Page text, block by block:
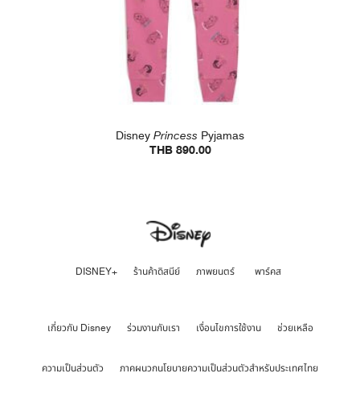
DisneyPrincess Pyjamas
THB 890.00
DISNEY+ ร้านค้าดิสนีย์ ภาพยนตร์ พาร์คส
เกี่ยวกับ Disney ร่วมงานกับเรา เงื่อนไขการใช้งาน ช่วยเหลือ
ความเป็นส่วนตัว ภาคผนวกนโยบายความเป็นส่วนตัวสำหรับประเทศไทย